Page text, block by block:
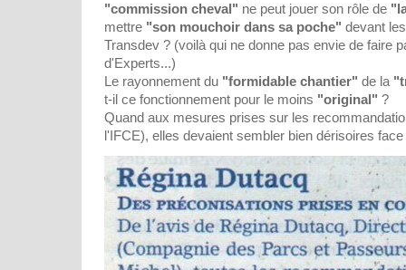
"commission cheval" ne peut jouer son rôle de
mettre "son mouchoir dans sa poche" devant
Transdev ? (voilà qui ne donne pas envie de faire
d'Experts...)
Le rayonnement du "formidable chantier" de la
t-il ce fonctionnement pour le moins "original" ?
Quand aux mesures prises sur les
l'IFCE), elles devaient sembler bien dérisoires